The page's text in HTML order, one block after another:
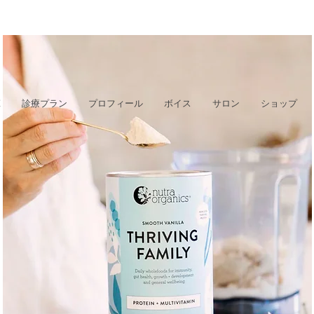
診療プラン プロフィール ボイス サロン ショップ